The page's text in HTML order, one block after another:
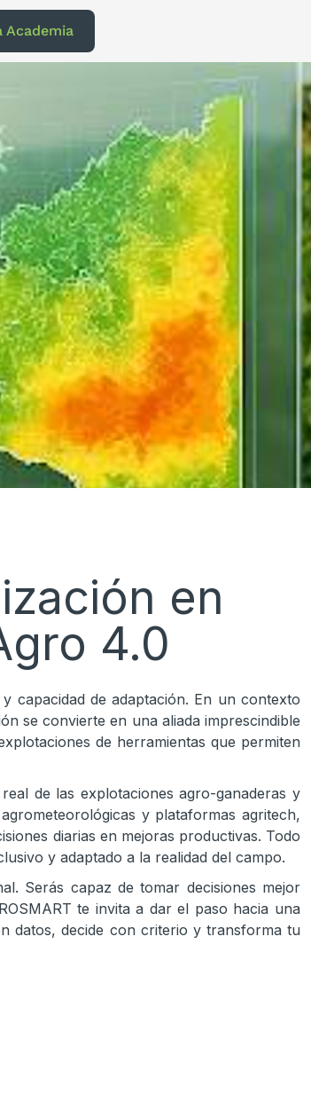
Academia
en
4.0
capacidad de adaptación. En un contexto
se convierte en una aliada imprescindible
de herramientas que permiten
de las explotaciones agro-ganaderas y
y plataformas agritech,
diarias en mejoras productivas. Todo
y adaptado a la realidad del campo.
Serás capaz de tomar decisiones mejor
te invita a dar el paso hacia una
datos, decide con criterio y transforma tu